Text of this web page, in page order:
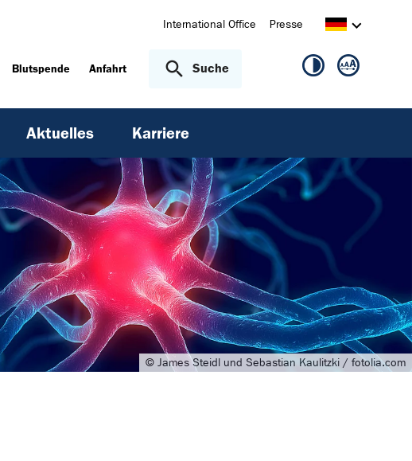
International Office Presse
Blutspende Anfahrt Suche
Aktuelles Karriere
© James Steidl und Sebastian Kaulitzki / fotolia.com